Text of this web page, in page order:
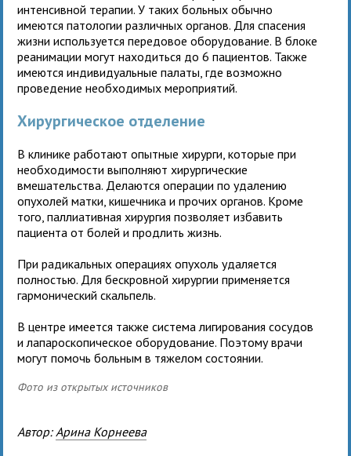
интенсивной терапии. У таких больных обычно
имеются патологии различных органов. Для спасения
жизни используется передовое оборудование. В блоке
реанимации могут находиться до 6 пациентов. Также
имеются индивидуальные палаты, где возможно
проведение необходимых мероприятий.
Хирургическое отделение
В клинике работают опытные хирурги, которые при
необходимости выполняют хирургические
вмешательства. Делаются операции по удалению
опухолей матки, кишечника и прочих органов. Кроме
того, паллиативная хирургия позволяет избавить
пациента от болей и продлить жизнь.
При радикальных операциях опухоль удаляется
полностью. Для бескровной хирургии применяется
гармонический скальпель.
В центре имеется также система лигирования сосудов
и лапароскопическое оборудование. Поэтому врачи
могут помочь больным в тяжелом состоянии.
Фото из открытых источников
Автор: Арина Корнеева